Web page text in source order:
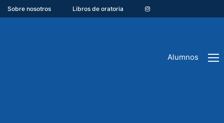
Sobre nosotros Libros de oratoria
Alumnos